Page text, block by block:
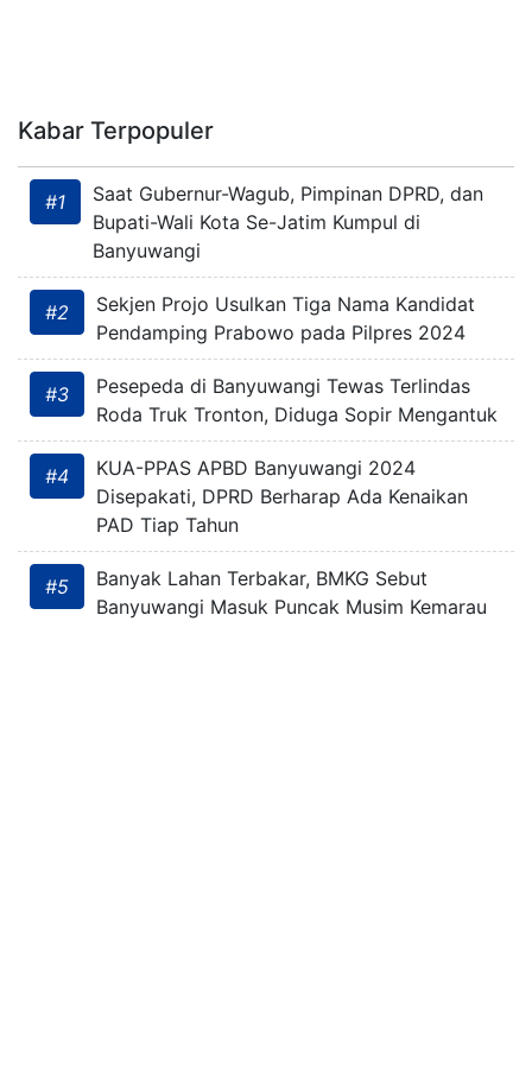
Kabar Terpopuler
#1
Saat Gubernur-Wagub, Pimpinan DPRD, dan
Bupati-Wali Kota Se-Jatim Kumpul di
Banyuwangi
#2
Sekjen Projo Usulkan Tiga Nama Kandidat
Pendamping Prabowo pada Pilpres 2024
#3
Pesepeda di Banyuwangi Tewas Terlindas
Roda Truk Tronton, Diduga Sopir Mengantuk
#4
KUA-PPAS APBD Banyuwangi 2024
Disepakati, DPRD Berharap Ada Kenaikan
PAD Tiap Tahun
#5
Banyak Lahan Terbakar, BMKG Sebut
Banyuwangi Masuk Puncak Musim Kemarau